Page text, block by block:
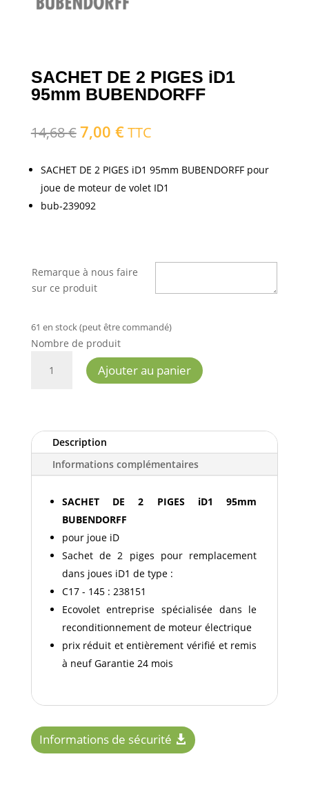
SACHET DE 2 PIGES iD1
95mm BUBENDORFF
14,68€Le
initial
était :
14,68 €.
7,00 €Le
actuel
est :
7,00 €.
TTC
SACHET DE 2 PIGES iD1 95mm BUBENDORFF pour
joue de moteur de volet ID1
bub-239092
Remarque à nous faire
sur ce produit
61 en stock (peut être commandé)
Nombre de produit
PIGES
ID1
95MM
Ajouter au panier
Description
Informations complémentaires
SACHET DE 2 PIGES iD1 95mm
BUBENDORFF
pour joue iD
Sachet de 2 piges pour remplacement
dans joues iD1 de type :
C17 - 145 : 238151
Ecovolet entreprise spécialisée dans le
reconditionnement de moteur électrique
prix réduit et entièrement vérifié et remis
à neuf Garantie 24 mois
Informations de sécurité